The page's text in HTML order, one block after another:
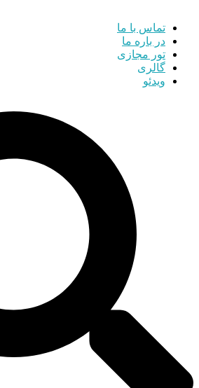
تماس با ما
در باره ما
تور مجازی
گالری
ویدئو